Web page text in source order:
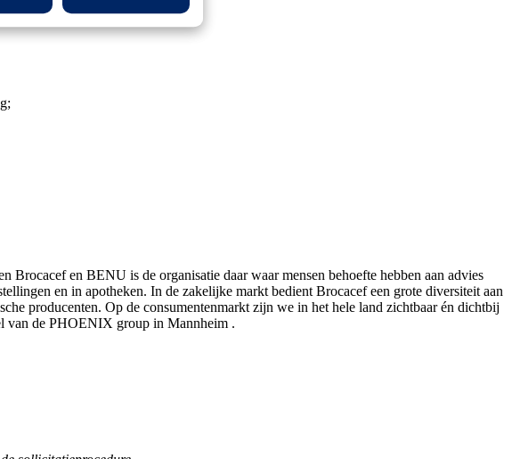
en BENU is de organisatie daar waar mensen behoefte hebben aan advies
en in apotheken. In de zakelijke markt bedient Brocacef een grote diversiteit aan
producenten. Op de consumentenmarkt zijn we in het hele land zichtbaar én dichtbij
van de PHOENIX group in Mannheim .